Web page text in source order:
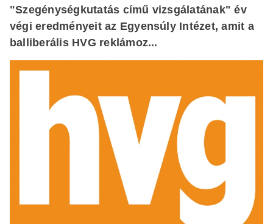
"Szegénységkutatás című vizsgálatának" év
végi eredményeit az Egyensúly Intézet, amit a
balliberális HVG reklámoz...